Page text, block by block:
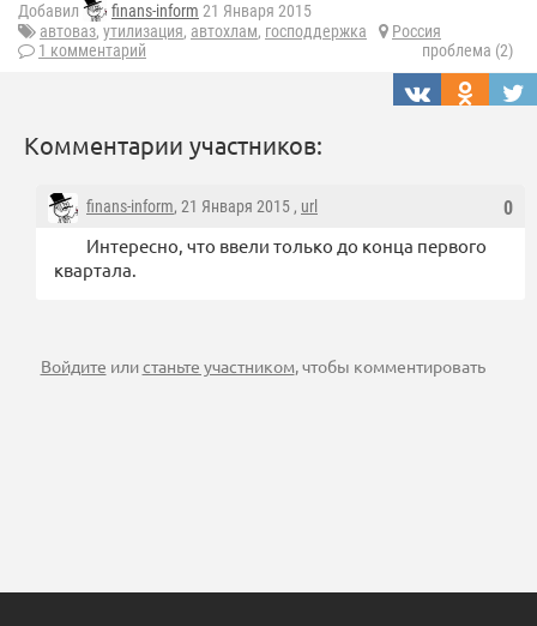
Добавил finans-inform 21 Января 2015
автоваз, утилизация, автохлам, господдержка
Россия
1 комментарий
проблема (2)
Комментарии участников:
0
finans-inform, 21 Января 2015 , url
Интересно, что ввели только до конца первого
квартала.
Войдите илистаньте участником, чтобы комментировать